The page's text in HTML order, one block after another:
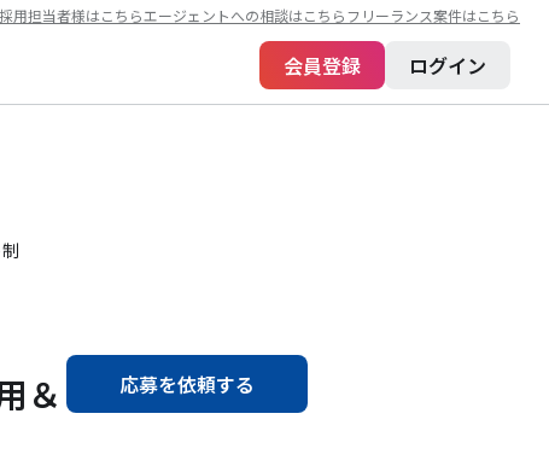
採用担当者様はこちらエージェントへの相談はこちらフリーランス案件はこちら
会員登録 ログイン
＆
応募を依頼する